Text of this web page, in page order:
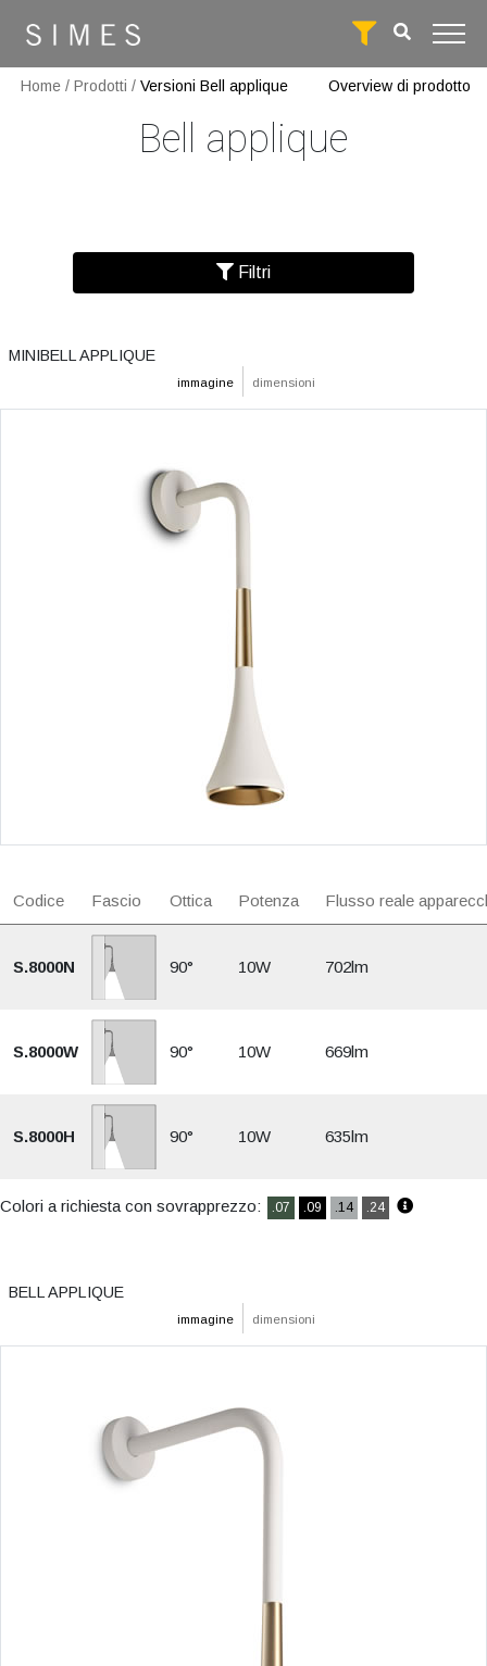
Home / Prodotti / Versioni Bell applique Overview di prodotto
Bell applique
Filtri
immagine dimensioni
MINIBELL APPLIQUE
Codice Fascio Ottica Potenza Flusso reale
S.8000N 90° 10W 702lm
S.8000W 90° 10W 669lm
S.8000H 90° 10W 635lm
Colori a richiesta con sovrapprezzo: .07 .09 .14 .24
immagine dimensioni
BELL APPLIQUE